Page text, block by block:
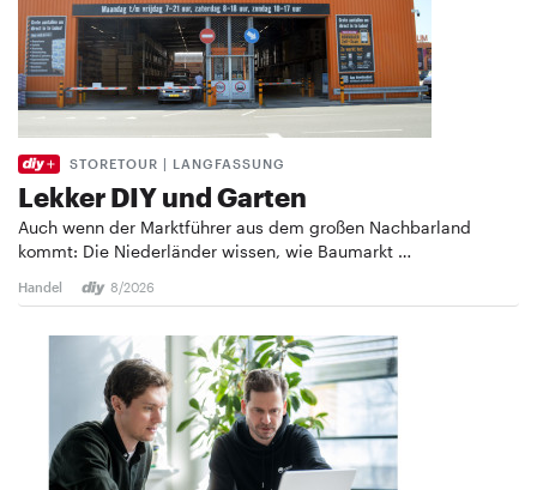
STORETOUR | LANGFASSUNG
Lekker DIY und Garten
Auch wenn der Marktführer aus dem großen Nachbarland
kommt: Die Niederländer wissen, wie Baumarkt …
Handel 8/2026